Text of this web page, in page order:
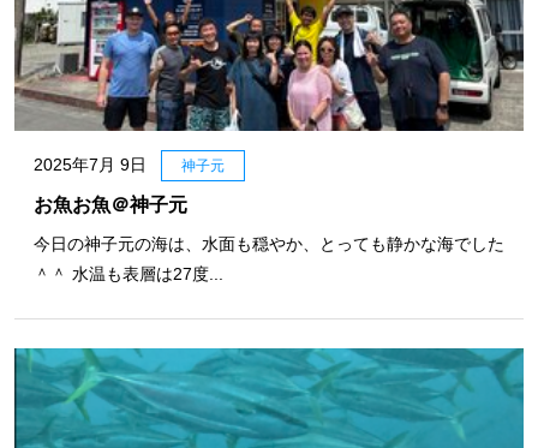
2025年7月 9日 神子元
お魚お魚＠神子元
今日の神子元の海は、水面も穏やか、とっても静かな海でした
＾＾ 水温も表層は27度...